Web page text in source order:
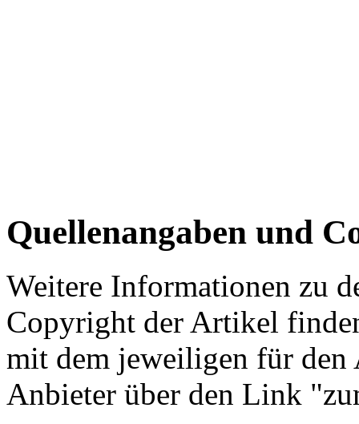
Quellenangaben und
Weitere Informationen zu
Copyright der Artikel
mit dem jeweiligen für
Anbieter über den Link